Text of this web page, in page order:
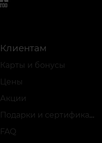
Клиентам
Карты и бонусы
Цены
Акции
Подарки и сертификаты
FAQ